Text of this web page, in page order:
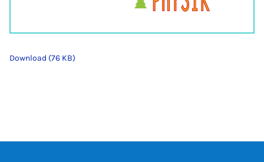
Download (76 KB)